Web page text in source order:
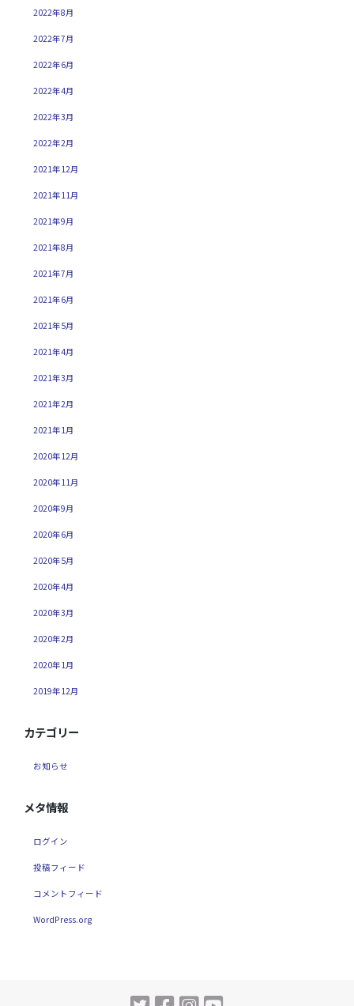
2022年8月
2022年7月
2022年6月
2022年4月
2022年3月
2022年2月
2021年12月
2021年11月
2021年9月
2021年8月
2021年7月
2021年6月
2021年5月
2021年4月
2021年3月
2021年2月
2021年1月
2020年12月
2020年11月
2020年9月
2020年6月
2020年5月
2020年4月
2020年3月
2020年2月
2020年1月
2019年12月
カテゴリー
お知らせ
メタ情報
ログイン
投稿フィード
コメントフィード
WordPress.org